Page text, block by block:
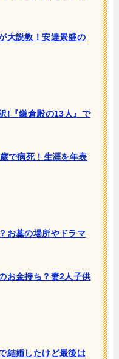
大説教！安達景盛の
!『鎌倉殿の13人』で
で病死！生涯を年表
お墓の場所やドラマ
お金持ち？妻2人子供
結婚したけど最後は